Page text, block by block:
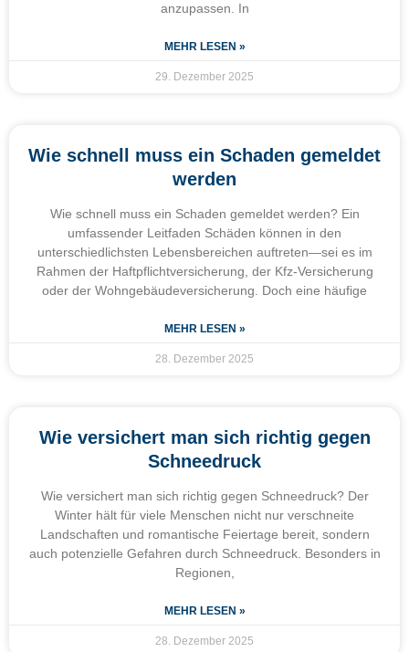
anzupassen. In
MEHR LESEN »
29. Dezember 2025
Wie schnell muss ein Schaden gemeldet
werden
Wie schnell muss ein Schaden gemeldet werden? Ein
umfassender Leitfaden Schäden können in den
unterschiedlichsten Lebensbereichen auftreten—sei es im
Rahmen der Haftpflichtversicherung, der Kfz-Versicherung
oder der Wohngebäudeversicherung. Doch eine häufige
MEHR LESEN »
28. Dezember 2025
Wie versichert man sich richtig gegen
Schneedruck
Wie versichert man sich richtig gegen Schneedruck? Der
Winter hält für viele Menschen nicht nur verschneite
Landschaften und romantische Feiertage bereit, sondern
auch potenzielle Gefahren durch Schneedruck. Besonders in
Regionen,
MEHR LESEN »
28. Dezember 2025